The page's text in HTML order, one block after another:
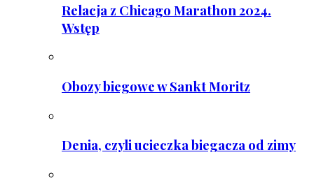
Relacja z Chicago Marathon 2024.
Wstęp
Obozy biegowe w Sankt Moritz
Denia, czyli ucieczka biegacza od zimy